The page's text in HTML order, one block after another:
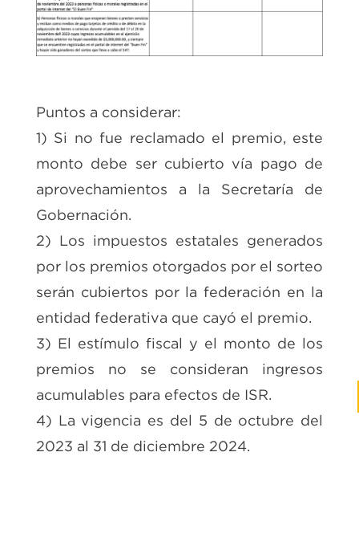
Puntos a considerar:
1) Si no fue reclamado el premio, este
monto debe ser cubierto vía pago de
aprovechamientos a la Secretaría de
Gobernación.
2) Los impuestos estatales generados
por los premios otorgados por el sorteo
serán cubiertos por la federación en la
entidad federativa que cayó el premio.
3) El estímulo fiscal y el monto de los
premios no se consideran ingresos
acumulables para efectos de ISR.
4) La vigencia es del 5 de octubre del
2023 al 31 de diciembre 2024.